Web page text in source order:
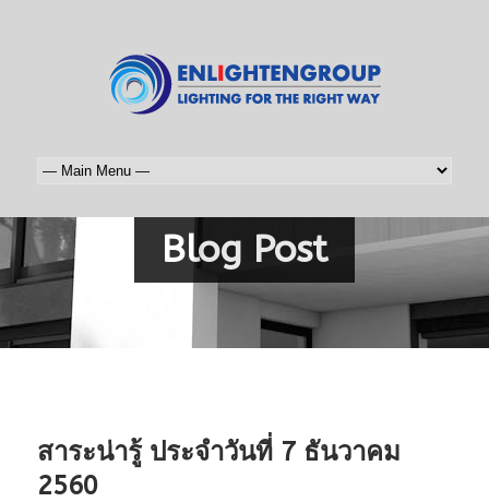
Blog Post
สาระน่ารู้ ประจำวันที่ 7 ธันวาคม
2560